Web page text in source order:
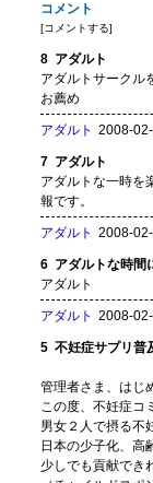
コメント
[コメントする]
8 アダルト
アダルトサークル
お薦め
アダルト 2008-
7 アダルト
アダルトな一時を
報です。
アダルト 2008-
6 アダルトな時間
アダルト
アダルト 2008-
5 不妊症サプリ普
管理者さま、はじ
この度、不妊症コ
男女２人で摂る不
日本の少子化、高
少しでも貢献でき